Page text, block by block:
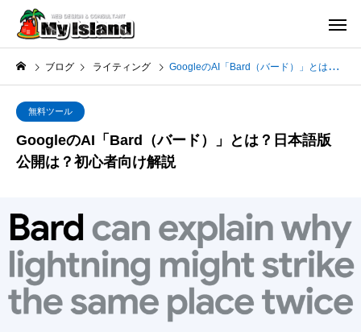
ブログ ライティング GoogleのAI「Bard（バード）」とは？日本語版公開は？初心者向け解説
無料ツール
GoogleのAI「Bard（バード）」とは？日本語版
公開は？初心者向け解説